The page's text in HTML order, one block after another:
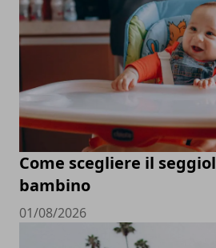
Come scegliere il
bambino
01/08/2026